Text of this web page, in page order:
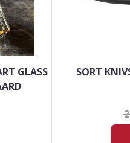
GLASS
SORT